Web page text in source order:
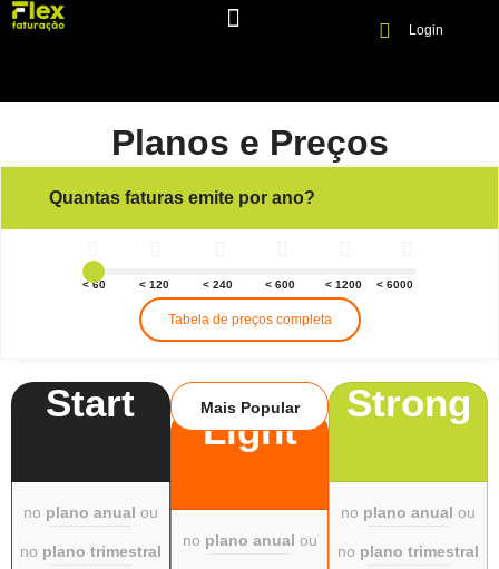
Login
Planos e Preços
Quantas faturas emite por ano?
< 60 < 120 < 240 < 600 < 1200 < 6000
Tabela de preços completa
Start
no plano anual ou
no plano trimestral
Mais Popular
Light
no plano anual ou
Strong
no plano anual ou
no plano trimestral